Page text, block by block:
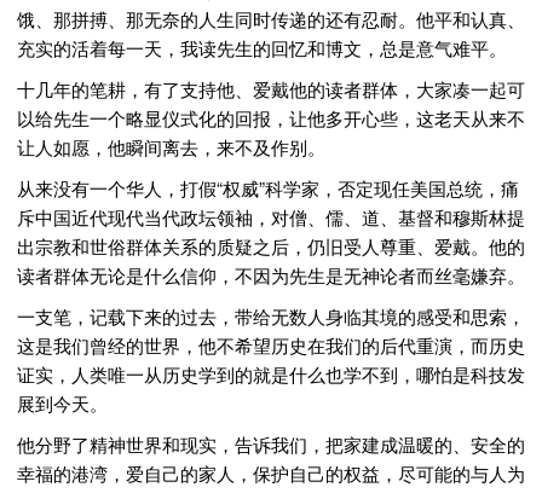
饿、那拼搏、那无奈的人生同时传递的还有忍耐。他平和认真、
充实的活着每一天，我读先生的回忆和博文，总是意气难平。
十几年的笔耕，有了支持他、爱戴他的读者群体，大家凑一起可
以给先生一个略显仪式化的回报，让他多开心些，这老天从来不
让人如愿，他瞬间离去，来不及作别。
从来没有一个华人，打假“权威”科学家，否定现任美国总统，痛
斥中国近代现代当代政坛领袖，对僧、儒、道、基督和穆斯林提
出宗教和世俗群体关系的质疑之后，仍旧受人尊重、爱戴。他的
读者群体无论是什么信仰，不因为先生是无神论者而丝毫嫌弃。
一支笔，记载下来的过去，带给无数人身临其境的感受和思索，
这是我们曾经的世界，他不希望历史在我们的后代重演，而历史
证实，人类唯一从历史学到的就是什么也学不到，哪怕是科技发
展到今天。
他分野了精神世界和现实，告诉我们，把家建成温暖的、安全的
幸福的港湾，爱自己的家人，保护自己的权益，尽可能的与人为